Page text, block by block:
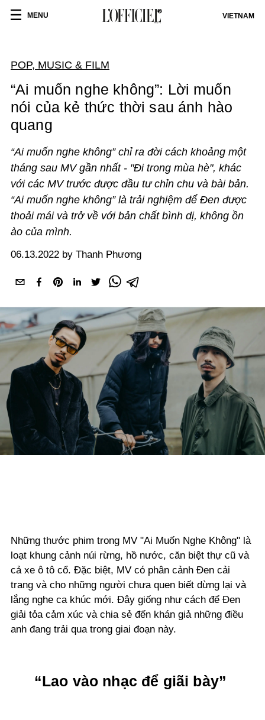
MENU VIETNAM
POP, MUSIC & FILM
“Ai muốn nghe không”: Lời muốn
nói của kẻ thức thời sau ánh hào
quang
“Ai muốn nghe không” chỉ ra đời cách khoảng một
tháng sau MV gần nhất - "Đi trong mùa hè", khác
với các MV trước được đầu tư chỉn chu và bài bản.
“Ai muốn nghe không” là trải nghiệm để Đen được
thoải mái và trở về với bản chất bình dị, không ồn
ào của mình.
06.13.2022 by Thanh Phương
Những thước phim trong MV "Ai Muốn Nghe Không" là
loạt khung cảnh núi rừng, hồ nước, căn biệt thự cũ và
cả xe ô tô cổ. Đặc biệt, MV có phân cảnh Đen cải
trang và cho những người chưa quen biết dừng lại và
lắng nghe ca khúc mới. Đây giống như cách để Đen
giải tỏa cảm xúc và chia sẻ đến khán giả những điều
anh đang trải qua trong giai đoạn này.
“Lao vào nhạc để giãi bày”